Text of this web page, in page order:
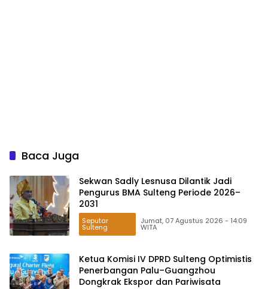
Baca Juga
Sekwan Sadly Lesnusa Dilantik Jadi
Pengurus BMA Sulteng Periode 2026–
2031
Seputar
Sulteng
Jumat, 07 Agustus 2026 - 14:09
WITA
Ketua Komisi IV DPRD Sulteng Optimistis
Penerbangan Palu–Guangzhou
Dongkrak Ekspor dan Pariwisata